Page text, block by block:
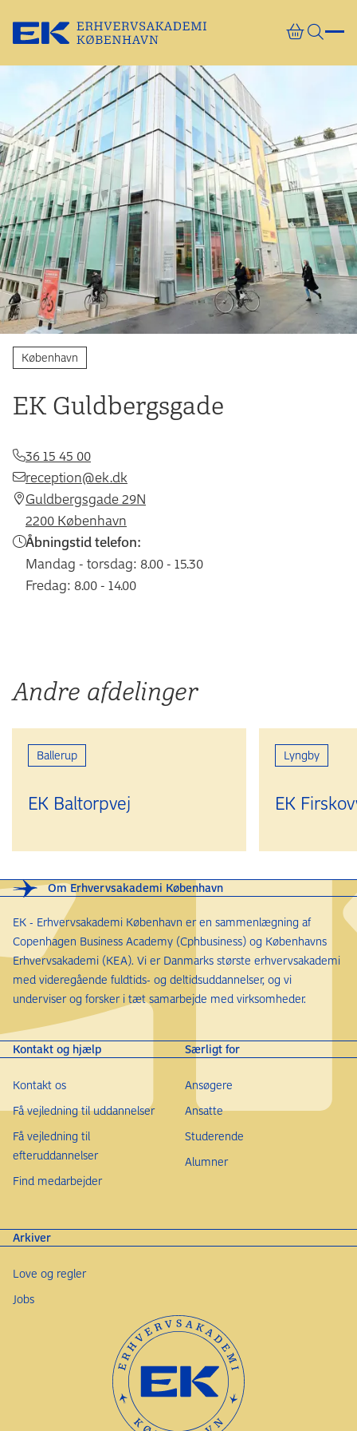
København
EK Guldbergsgade
36 15 45 00
reception@ek.dk
Guldbergsgade 29N
2200 København
Åbningstid telefon:
Mandag - torsdag: 8.00 - 15.30
Fredag: 8.00 - 14.00
Andre afdelinger
Ballerup
EK Baltorpvej
Lyngby
EK
Om Erhvervsakademi København
EK - Erhvervsakademi København er en sammenlægning af
Copenhagen Business Academy (Cphbusiness) og Københavns
Erhvervsakademi (KEA). Vi er Danmarks største erhvervsakademi
med videregående fuldtids- og deltidsuddannelser, og vi
underviser og forsker i tæt samarbejde med virksomheder.
Kontakt og hjælp
Kontakt os
Få vejledning til uddannelser
Få vejledning til
efteruddannelser
Find medarbejder
Særligt for
Ansøgere
Ansatte
Studerende
Alumner
Arkiver
Love og regler
Jobs